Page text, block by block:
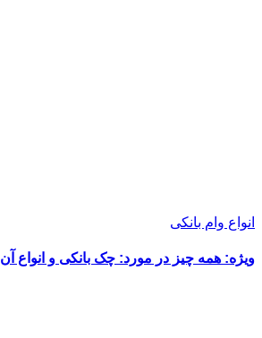
انواع وام بانکی
ویژه: همه چیز در مورد: چک بانکی و انواع آن